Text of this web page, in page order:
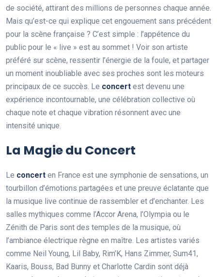
de société, attirant des millions de personnes chaque année.
Mais qu’est-ce qui explique cet engouement sans précédent
pour la scène française ? C’est simple : l’appétence du
public pour le « live » est au sommet ! Voir son artiste
préféré sur scène, ressentir l’énergie de la foule, et partager
un moment inoubliable avec ses proches sont les moteurs
principaux de ce succès. Le concert est devenu une
expérience incontournable, une célébration collective où
chaque note et chaque vibration résonnent avec une
intensité unique.
La Magie du Concert
Le concert en France est une symphonie de sensations, un
tourbillon d’émotions partagées et une preuve éclatante que
la musique live continue de rassembler et d’enchanter. Les
salles mythiques comme l’Accor Arena, l’Olympia ou le
Zénith de Paris sont des temples de la musique, où
l’ambiance électrique règne en maître. Les artistes variés
comme Neil Young, Lil Baby, Rim’K, Hans Zimmer, Sum41,
Kaaris, Bouss, Bad Bunny et Charlotte Cardin sont déjà